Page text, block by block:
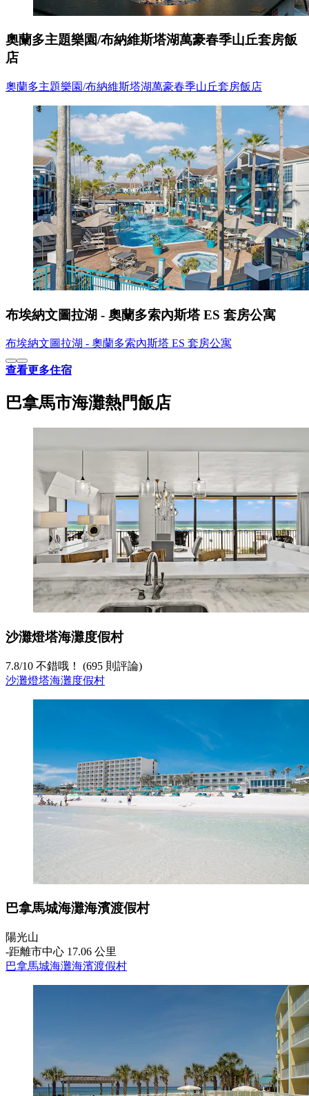
奧蘭多主題樂園/布納維斯塔湖萬豪春季山丘套房飯
店
奧蘭多主題樂園/布納維斯塔湖萬豪春季山丘套房飯店
布埃納文圖拉湖 - 奧蘭多索內斯塔 ES 套房公寓
布埃納文圖拉湖 - 奧蘭多索內斯塔 ES 套房公寓
查看更多住宿
巴拿馬市海灘熱門飯店
沙灘燈塔海灘度假村
7.8/10 不錯哦！ (695 則評論)
沙灘燈塔海灘度假村
巴拿馬城海灘海濱渡假村
陽光山
‐距離市中心 17.06 公里
巴拿馬城海灘海濱渡假村